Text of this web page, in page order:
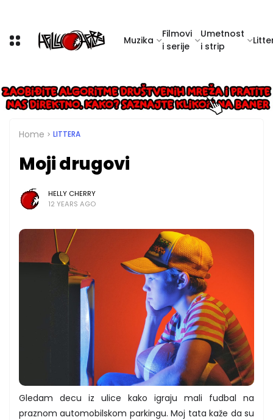
Muzika
Filmovi
i serije
Umetnost
i strip
Home LITTERA
Moji drugovi
HELLY CHERRY
12 YEARS AGO
Gledam decu iz ulice kako igraju mali fudbal na
praznom automobilskom parkingu. Moj tata kaže da su